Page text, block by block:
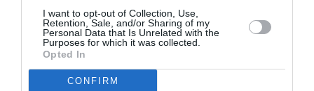
I want to opt-out of Collection, Use,
Retention, Sale, and/or Sharing of my
Personal Data that Is Unrelated with the
Purposes for which it was collected.
Opted In
CONFIRM
DERNIERS COMMENTAIRES
strider_ona commenté l'article :